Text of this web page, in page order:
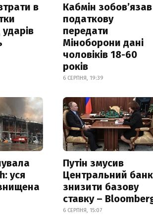
в
Кабмін зобовʼязав
податкову
передати
Міноборони дані
чоловіків 18-60
років
6 СЕРПНЯ, 19:39
уся
Путін змусив
Центральний банк
знизити базову
ставку –
6 СЕРПНЯ, 15:07